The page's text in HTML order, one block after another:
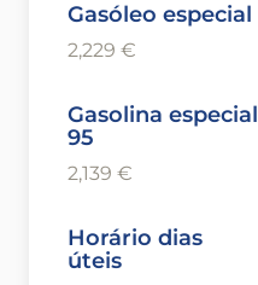
Gasóleo especial
2,229 €
Gasolina especial
95
2,139 €
Horário dias
úteis